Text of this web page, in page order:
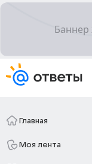
Главная
Моя лента